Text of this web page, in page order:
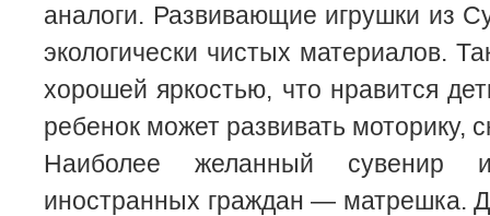
аналоги. Развивающие игрушки из
экологически чистых материалов.
хорошей яркостью, что нравится
ребенок может развивать моторику,
Наиболее желанный сувенир
иностранных граждан — матрешка.